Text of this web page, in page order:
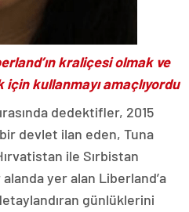
kraliçesi olmak ve
kullanmayı amaçlıyordu
dedektifler, 2015
devlet ilan eden, Tuna
ile Sırbistan
yer alan Liberland’a
günlüklerini